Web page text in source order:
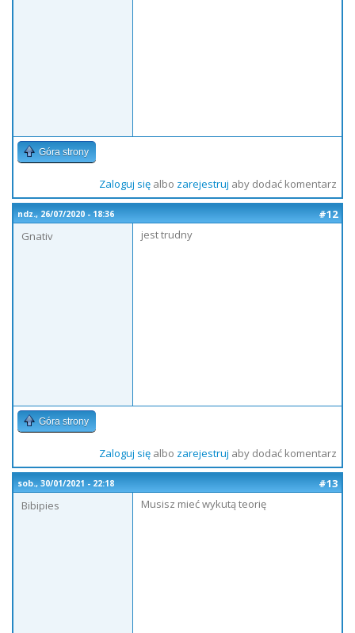
Góra strony
Zaloguj sięalbo zarejestruj aby dodać komentarz
ndz., 26/07/2020 - 18:36
#12
Gnativ
jest trudny
Góra strony
Zaloguj sięalbo zarejestruj aby dodać komentarz
sob., 30/01/2021 - 22:18
#13
Bibipies
Musisz mieć wykutą teorię